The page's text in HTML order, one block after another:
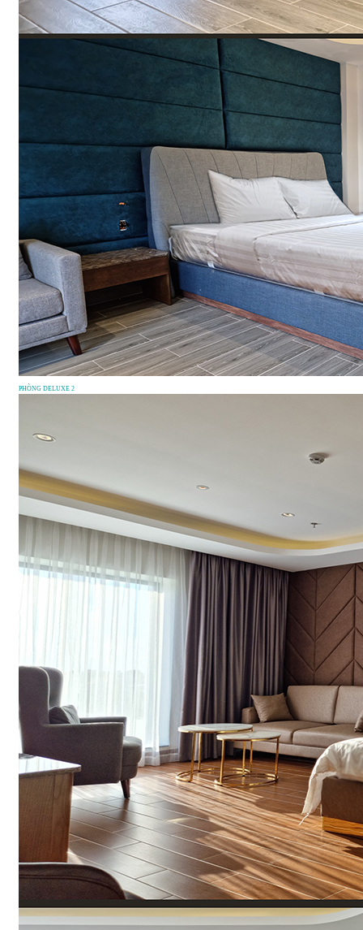
PHÒNG DELUXE 2